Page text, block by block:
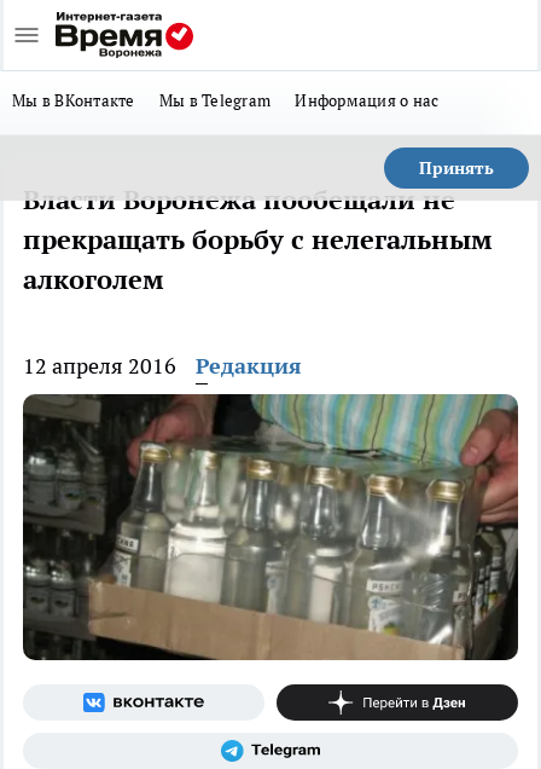
Мы в ВКонтакте Мы в Telegram Информация о нас
Принять
Власти Воронежа пообещали не
прекращать борьбу с нелегальным
алкоголем
12 апреля 2016 Редакция